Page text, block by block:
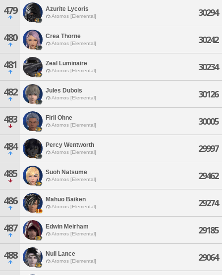
479 Azurite Lycoris
Atomos [Elemental] 30294
480 Crea Thorne
Atomos [Elemental] 30242
481 Zeal Luminaire
Atomos [Elemental] 30234
482 Jules Dubois
Atomos [Elemental] 30126
483 Firil Ohne
Atomos [Elemental] 30005
484 Percy Wentworth
Atomos [Elemental] 29997
485 Suoh Natsume
Atomos [Elemental] 29462
486 Mahuo Baiken
Atomos [Elemental] 29274
487 Edwin Meirham
Atomos [Elemental] 29185
488 Null Lance
Atomos [Elemental] 29064